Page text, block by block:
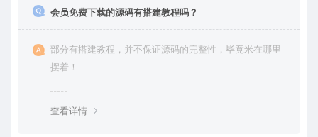
会员免费下载的源码有搭建教程吗？
部分有搭建教程，并不保证源码的完整性，毕竟米在哪里
摆着！
查看详情